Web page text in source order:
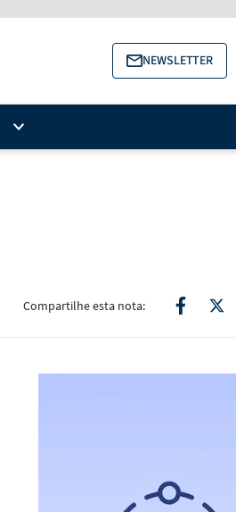
NEWSLETTER
Compartilhe esta nota: